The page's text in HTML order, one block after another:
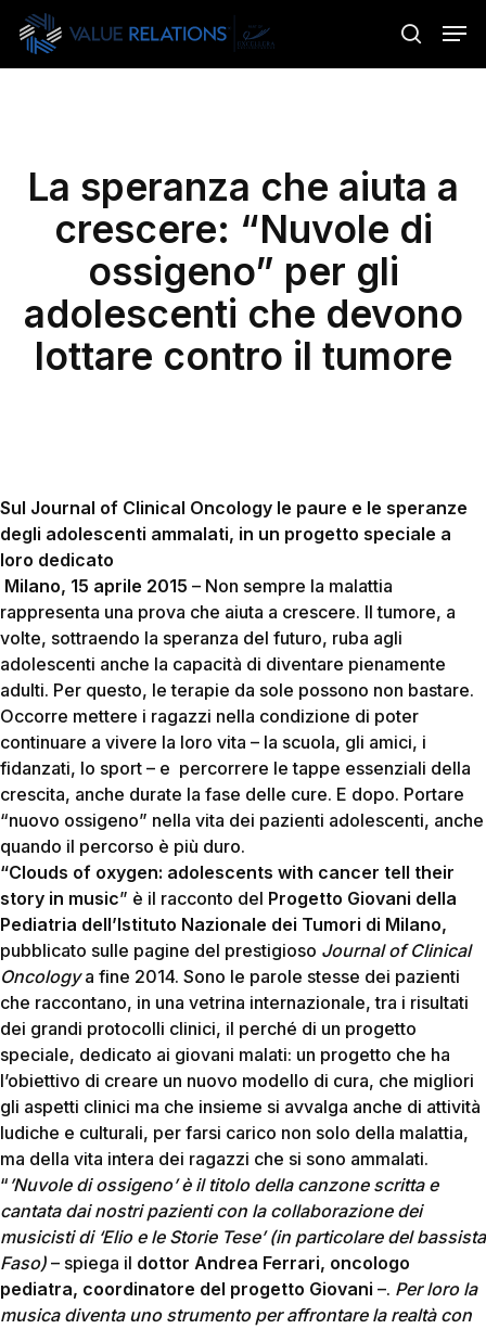
Skip
main
search
La speranza che aiuta a
crescere: “Nuvole di
ossigeno” per gli
adolescenti che devono
lottare contro il tumore
Sul Journal of Clinical Oncology le paure e le speranze
degli adolescenti ammalati, in un progetto speciale a
loro dedicato
Milano, 15 aprile 2015 – Non sempre la malattia
rappresenta una prova che aiuta a crescere. Il tumore, a
volte, sottraendo la speranza del futuro, ruba agli
adolescenti anche la capacità di diventare pienamente
adulti. Per questo, le terapie da sole possono non bastare.
Occorre mettere i ragazzi nella condizione di poter
continuare a vivere la loro vita – la scuola, gli amici, i
fidanzati, lo sport – e percorrere le tappe essenziali della
crescita, anche durate la fase delle cure. E dopo. Portare
“nuovo ossigeno” nella vita dei pazienti adolescenti, anche
quando il percorso è più duro.
“Clouds of oxygen: adolescents with cancer tell their
story in music” è il racconto del Progetto Giovani della
Pediatria dell’Istituto Nazionale dei Tumori di Milano,
pubblicato sulle pagine del prestigioso Journal of Clinical
Oncologya fine 2014. Sono le parole stesse dei pazienti
che raccontano, in una vetrina internazionale, tra i risultati
dei grandi protocolli clinici, il perché di un progetto
speciale, dedicato ai giovani malati: un progetto che ha
l’obiettivo di creare un nuovo modello di cura, che migliori
gli aspetti clinici ma che insieme si avvalga anche di attività
ludiche e culturali, per farsi carico non solo della malattia,
ma della vita intera dei ragazzi che si sono ammalati.
“ ’Nuvole di ossigeno’ è il titolo della canzone scritta e
cantata dai nostri pazienti con la collaborazione dei
musicisti di ‘Elio e le Storie Tese’ (in particolare del bassista
Faso) – spiega il dottor Andrea Ferrari, oncologo
pediatra, coordinatore del progetto Giovani –. Per loro la
musica diventa uno strumento per affrontare la realtà con